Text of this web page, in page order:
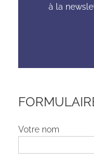
à la
Votre nom